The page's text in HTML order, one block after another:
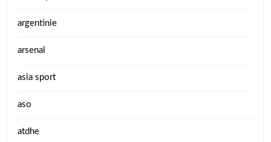
argentinie
arsenal
asia sport
aso
atdhe